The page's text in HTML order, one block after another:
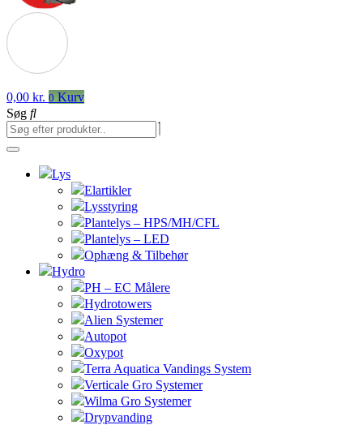
0,00 kr. 0 Kurv
Søg
Lys
Elartikler
Lysstyring
Plantelys – HPS/MH/CFL
Plantelys – LED
Ophæng & Tilbehør
Hydro
PH – EC Målere
Hydrotowers
Alien Systemer
Autopot
Oxypot
Terra Aquatica Vandings System
Verticale Gro Systemer
Wilma Gro Systemer
Drypvanding